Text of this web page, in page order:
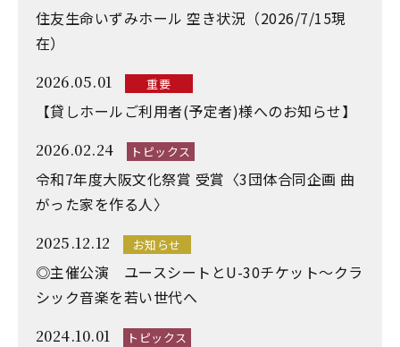
住友生命いずみホール 空き状況（2026/7/15現
在）
2026.05.01 重要
【貸しホールご利用者(予定者)様へのお知らせ】
2026.02.24 トピックス
令和7年度大阪文化祭賞 受賞〈3団体合同企画 曲
がった家を作る人〉
2025.12.12 お知らせ
◎主催公演 ユースシートとU-30チケット～クラ
シック音楽を若い世代へ
2024.10.01 トピックス